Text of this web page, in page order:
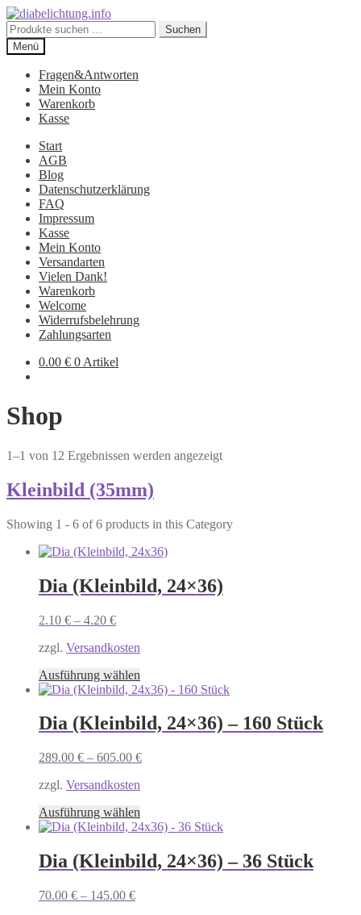
Zur
Navigation
springen
Zum
Inhalt
springen
Suchen
nach:
Suchen
Menü
Fragen&Antworten
Mein Konto
Warenkorb
Kasse
Start
AGB
Blog
Datenschutzerklärung
FAQ
Impressum
Kasse
Mein Konto
Versandarten
Vielen Dank!
Warenkorb
Welcome
Widerrufsbelehrung
Zahlungsarten
0.00 € 0 Artikel
Shop
1–1 von 12 Ergebnissen werden angezeigt
Kleinbild (35mm)
Showing 1 - 6 of 6 products in this Category
Dia (Kleinbild, 24×36)
2.10 € – 4.20 €
zzgl. Versandkosten
Ausführung wählen
Produkt
mehrere
Varianten
Die
können
der
Produktseite
werden
Dia (Kleinbild, 24×36) – 160 Stück
289.00 € – 605.00 €
zzgl. Versandkosten
Ausführung wählen
Produkt
mehrere
Varianten
Dia (Kleinbild, 24×36) – 36 Stück
70.00 € – 145.00 €